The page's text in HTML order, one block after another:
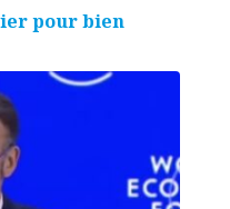
pour bien